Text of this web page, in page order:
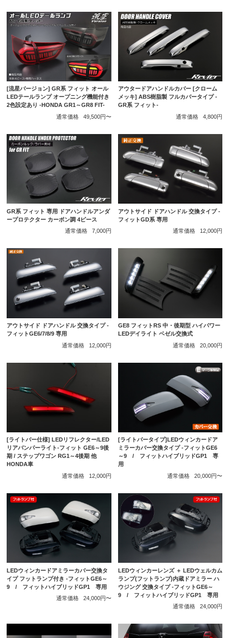
[流星バージョン] GR系 フィット オール
LEDテールランプ オープニング機能付き
2色設定あり -HONDA GR1～GR8 FIT-
通常価格
49,500円〜
アウタードアハンドルカバー [クローム
メッキ] ABS樹脂製 フルカバータイプ -
GR系 フィット-
通常価格
4,800円
GR系 フィット 専用 ドアハンドルアンダ
ープロテクター カーボン調 4ピース
通常価格
7,000円
アウトサイド ドアハンドル 交換タイプ -
フィットGD系 専用
通常価格
12,000円
アウトサイド ドアハンドル 交換タイプ -
フィットGE6/7/8/9 専用
通常価格
12,000円
GE8 フィットRS 中・後期型 ハイパワー
LEDデイライト ベゼル交換式
通常価格
20,000円
[ライトバー仕様] LEDリフレクター/LED
リアバンパーライト-フィット GE6～9後
期 / ステップワゴン RG1～4後期 他
HONDA車
通常価格
12,000円
[ライトバータイプ]LEDウィンカードア
ミラーカバー交換タイプ -フィットGE6
～9 / フィットハイブリッドGP1 専
用
通常価格
20,000円〜
LEDウィンカードアミラーカバー交換タ
イプ フットランプ付き -フィットGE6～
9 / フィットハイブリッドGP1 専用
通常価格
24,000円〜
LEDウィンカーレンズ ＋ LEDウェルカム
ランプ(フットランプ)内蔵ドアミラー ハ
ウジング 交換タイプ -フィットGE6～
9 / フィットハイブリッドGP1 専用
通常価格
24,000円